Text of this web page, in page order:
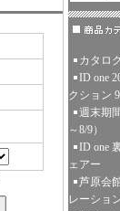
カタロ
ID one
クション
週末期
～8/9）
ID one
ェアー
芦原会
レーショ